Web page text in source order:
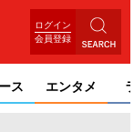
ログイン
会員登録
ス エンタメ